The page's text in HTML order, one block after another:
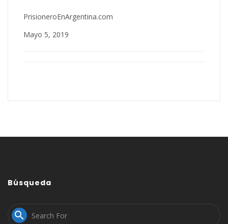
PrisioneroEnArgentina.com
Mayo 5, 2019
Búsqueda
